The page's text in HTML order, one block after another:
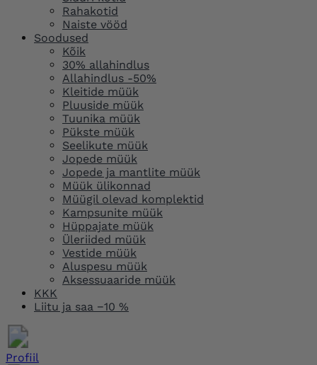
Rahakotid
Naiste vööd
Soodused
Kõik
30% allahindlus
Allahindlus -50%
Kleitide müük
Pluuside müük
Tuunika müük
Pükste müük
Seelikute müük
Jopede müük
Jopede ja mantlite müük
Müük ülikonnad
Müügil olevad komplektid
Kampsunite müük
Hüppajate müük
Üleriided müük
Vestide müük
Aluspesu müük
Aksessuaaride müük
KKK
Liitu ja saa −10 %
Profiil